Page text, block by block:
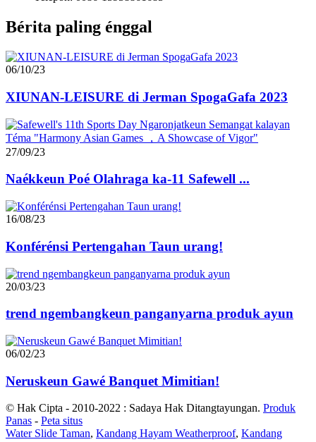
Bérita paling énggal
06/10/23
XIUNAN-LEISURE di Jerman SpogaGafa 2023
27/09/23
Naékkeun Poé Olahraga ka-11 Safewell ...
16/08/23
Konférénsi Pertengahan Taun urang!
20/03/23
trend ngembangkeun panganyarna produk ayun
06/02/23
Neruskeun Gawé Banquet Mimitian!
© Hak Cipta - 2010-2022 : Sadaya Hak Ditangtayungan. Produk
Panas - Peta situs
Water Slide Taman, Kandang Hayam Weatherproof, Kandang